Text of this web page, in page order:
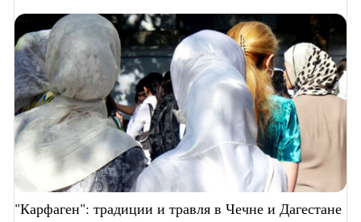
"Карфаген": традиции и травля в Чечне и Дагестане